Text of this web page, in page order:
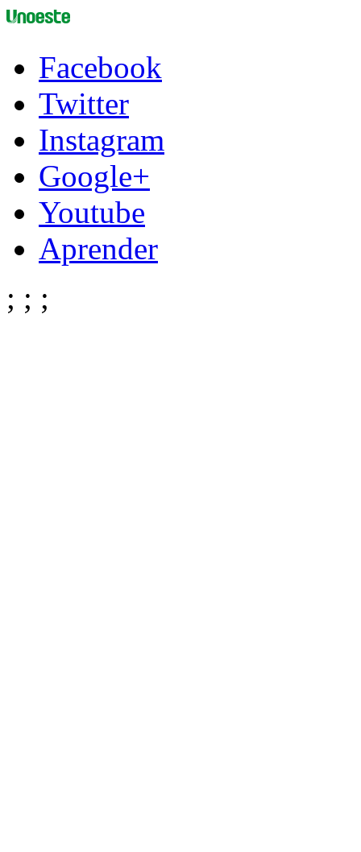
Facebook
Twitter
Instagram
Google+
Youtube
Aprender
; ; ;